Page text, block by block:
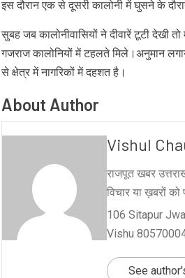
इस दौरान एक से दूसरी कालोनी में घुसने के
सुबह जब कालोनीवासियों ने दीवारें टूटी देखी
गजराज कालोनियों में टहलते मिले।अनुमान
से क्षेत्र में नागरिकों में दहशत है।
About Author
Vishul
राजपूत खबर
विचार या ख़बरों
106 Sitapur
Vishu
See